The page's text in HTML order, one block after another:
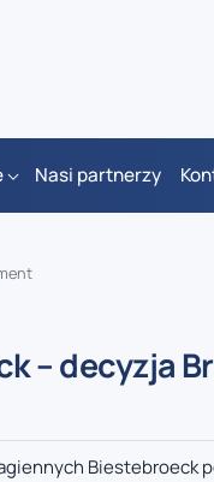
Nasi partnerzy
– decyzja
Biestebroeck